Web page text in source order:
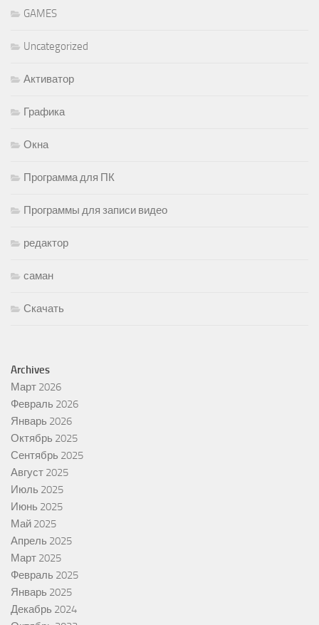
GAMES
Uncategorized
Активатор
Графика
Окна
Программа для ПК
Программы для записи видео
редактор
саман
Скачать
Archives
Март 2026
Февраль 2026
Январь 2026
Октябрь 2025
Сентябрь 2025
Август 2025
Июль 2025
Июнь 2025
Май 2025
Апрель 2025
Март 2025
Февраль 2025
Январь 2025
Декабрь 2024